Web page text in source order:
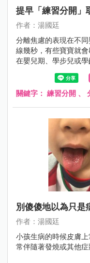
提早「練習分開」
作者：湯國廷
分離焦慮的表現在不
線幾秒，有些寶寶就
在嬰兒期、學步兒或學
關鍵字： 練習分開 、
別傻傻地以為只是
作者：湯國廷
小孩生病的時候皮膚
常伴隨著發燒或其他症